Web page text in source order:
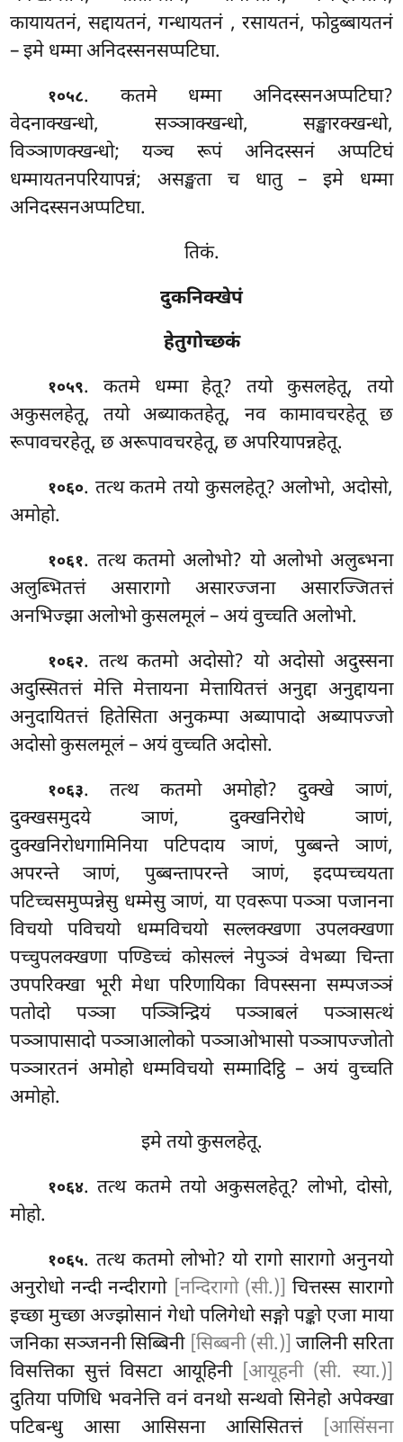
कायायतनं, सद्दायतनं, गन्धायतनं , रसायतनं, फोट्ठब्बायतनं
– इमे धम्मा अनिदस्सनसप्पटिघा.
१०५८. कतमे धम्मा अनिदस्सनअप्पटिघा?
वेदनाक्खन्धो, सञ्ञाक्खन्धो, सङ्खारक्खन्धो,
विञ्ञाणक्खन्धो; यञ्च रूपं अनिदस्सनं अप्पटिघं
धम्मायतनपरियापन्नं; असङ्खता च धातु – इमे धम्मा
अनिदस्सनअप्पटिघा.
तिकं.
दुकनिक्खेपं
हेतुगोच्छकं
१०५९. कतमे धम्मा हेतू? तयो कुसलहेतू, तयो
अकुसलहेतू, तयो अब्याकतहेतू, नव कामावचरहेतू छ
रूपावचरहेतू, छ अरूपावचरहेतू, छ अपरियापन्नहेतू.
१०६०. तत्थ कतमे तयो कुसलहेतू? अलोभो, अदोसो,
अमोहो.
१०६१. तत्थकतमो अलोभो? यो अलोभो अलुब्भना
अलुब्भितत्तं असारागो असारज्जना असारज्जितत्तं
अनभिज्झा अलोभो कुसलमूलं – अयं वुच्चति अलोभो.
१०६२. तत्थकतमो अदोसो? योअदोसो अदुस्सना
अदुस्सितत्तं मेत्ति मेत्तायना मेत्तायितत्तं अनुद्दा अनुद्दायना
अनुदायितत्तं हितेसिता अनुकम्पा अब्यापादो अब्यापज्जो
अदोसो कुसलमूलं – अयं वुच्चति अदोसो.
१०६३. तत्थ कतमो अमोहो? दुक्खे ञाणं,
दुक्खसमुदये ञाणं, दुक्खनिरोधे ञाणं,
दुक्खनिरोधगामिनिया पटिपदाय ञाणं, पुब्बन्ते ञाणं,
अपरन्ते ञाणं, पुब्बन्तापरन्ते ञाणं, इदप्पच्चयता
पटिच्चसमुप्पन्नेसु धम्मेसु ञाणं, या एवरूपा पञ्ञा पजानना
विचयो पविचयो धम्मविचयो सल्लक्खणा उपलक्खणा
पच्चुपलक्खणा पण्डिच्चं कोसल्लं नेपुञ्ञं वेभब्या चिन्ता
उपपरिक्खा भूरी मेधा परिणायिका विपस्सना सम्पजञ्ञं
पतोदो पञ्ञा पञ्ञिन्द्रियं पञ्ञाबलं पञ्ञासत्थं
पञ्ञापासादो पञ्ञाआलोको पञ्ञाओभासो पञ्ञापज्जोतो
पञ्ञारतनं अमोहो धम्मविचयो सम्मादिट्ठि – अयं वुच्चति
अमोहो.
इमे तयो कुसलहेतू.
१०६४. तत्थ कतमे तयो अकुसलहेतू? लोभो, दोसो,
मोहो.
१०६५. तत्थ कतमो लोभो? यो रागो सारागो अनुनयो
अनुरोधो नन्दी नन्दीरागो [नन्दिरागो (सी.)] चित्तस्स सारागो
इच्छा मुच्छा अज्झोसानं गेधो पलिगेधो सङ्गो पङ्को एजा माया
जनिका सञ्जननी सिब्बिनी [सिब्बनी (सी.)] जालिनी सरिता
विसत्तिका सुत्तं विसटा आयूहिनी
[आयूहनी (सी. स्या.)]
दुतिया पणिधि भवनेत्ति वनं वनथो सन्थवो सिनेहो अपेक्खा
पटिबन्धु आसा आसिसना आसिसितत्तं
[आसिंसना